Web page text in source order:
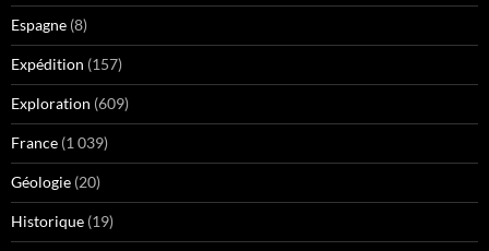
Espagne (8)
Expédition (157)
Exploration (609)
France (1 039)
Géologie (20)
Historique (19)